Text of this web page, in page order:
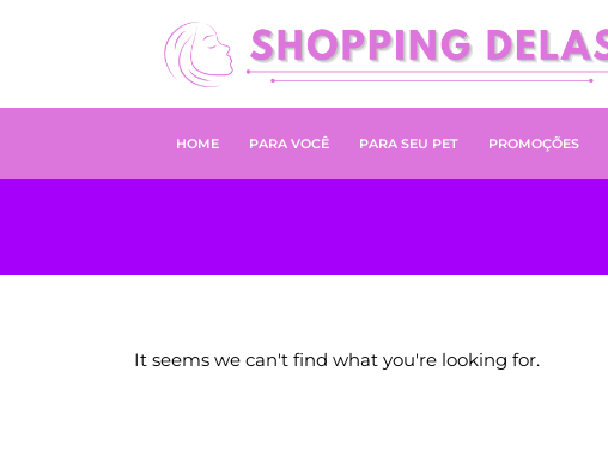
HOME PARA VOCÊ PARA SEU PET PROMOÇÕES
It seems we can't find what you're looking for.